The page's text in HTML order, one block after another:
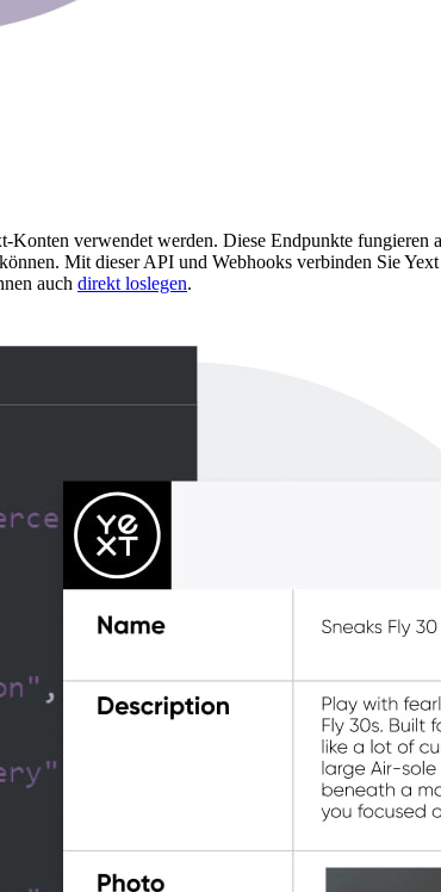
verwendet werden. Diese Endpunkte fungieren
Mit dieser API und Webhooks verbinden Sie
auch direkt loslegen.